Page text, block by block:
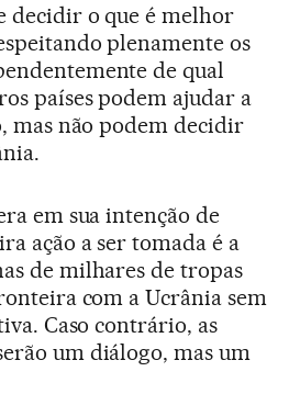
decidir o que é melhor
plenamente os
de qual
países podem ajudar a
mas não podem decidir
em sua intenção de
ação a ser tomada é a
de milhares de tropas
com a Ucrânia sem
Caso contrário, as
um diálogo, mas um